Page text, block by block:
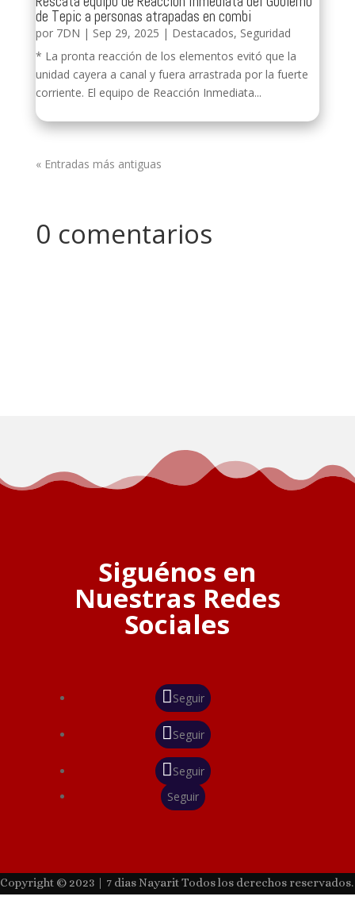
de Tepic a personas atrapadas en combi
por 7DN | Sep 29, 2025 | Destacados, Seguridad
* La pronta reacción de los elementos evitó que la
unidad cayera a canal y fuera arrastrada por la fuerte
corriente. El equipo de Reacción Inmediata...
« Entradas más antiguas
0 comentarios
Siguénos en
Nuestras Redes
Sociales
Seguir
Seguir
Seguir
Seguir
Copyright © 2023 | 7 dias Nayarit Todos los derechos reservados.